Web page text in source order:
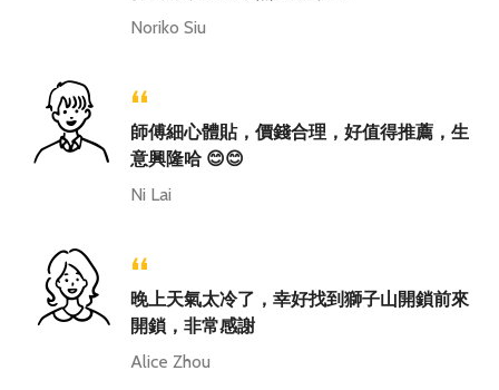
Noriko Siu
“
師傅細心體貼，價錢合理，好值得推薦，生
意興隆哈 😊😊
Ni Lai
“
晚上天氣太冷了，幸好找到獅子山開鎖前來
開鎖，非常感謝
Alice Zhou